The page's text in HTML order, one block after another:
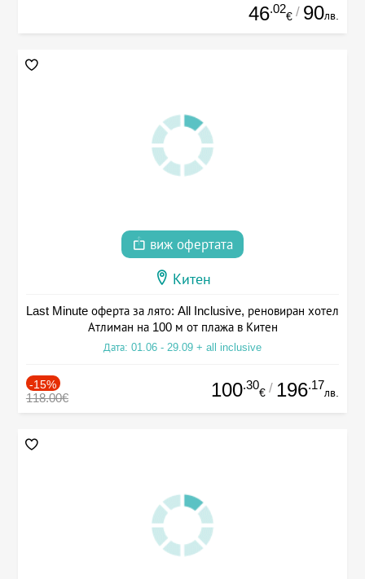
46.02
€ / 90лв.
виж офертата
Китен
Last Minute оферта за лято: All Inclusive, реновиран хотел
Атлиман на 100 м от плажа в Китен
Дата: 01.06 - 29.09 + all inclusive
-15%
118.00€ 100.30
€ / 196.17
лв.